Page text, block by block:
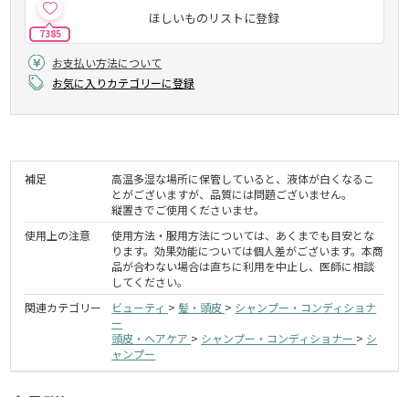
ほしいものリストに登録
7385
お支払い方法について
お気に入りカテゴリーに登録
補足
高温多湿な場所に保管していると、液体が白くなるこ
とがございますが、品質には問題ございません。
縦置きでご使用くださいませ。
使用上の注意
使用方法・服用方法については、あくまでも目安とな
ります。効果効能については個人差がございます。本商
品が合わない場合は直ちに利用を中止し、医師に相談
してください。
関連カテゴリー
ビューティ >髪・頭皮 > シャンプー・コンディショナ
ー
頭皮・ヘアケア > シャンプー・コンディショナー > シ
ャンプー